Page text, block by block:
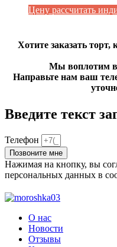
Цену рассчитать
Хотите заказать
Мы воплотим
Направьте нам ваш
Введите текст
Телефон
Позвоните мне
Нажимая на кнопку, вы
персональных данных в
О нас
Новости
Отзывы